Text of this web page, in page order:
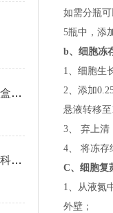
如何操作粪便隐血定性检测试剂盒(邻联甲苯胺法)
标记细胞技术：从基础到应用的科学探索
如需分瓶
5瓶中，添
b、 细胞冻
1、细胞生
2、添加
悬液转移
3、 弃上清
4、 将冻存
C、 细胞复
1、 从液氮
外壁；